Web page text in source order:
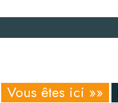
Vous êtes ici »»